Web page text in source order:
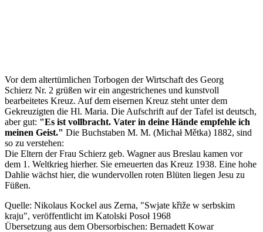
Vor dem altertümlichen Torbogen der Wirtschaft des Georg
Schierz Nr. 2 grüßen wir ein angestrichenes und kunstvoll
bearbeitetes Kreuz. Auf dem eisernen Kreuz steht unter dem
Gekreuzigten die Hl. Maria. Die Aufschrift auf der Tafel ist deutsch,
aber gut: "Es ist vollbracht. Vater in deine Hände empfehle ich
meinen Geist." Die Buchstaben M. M. (Michał Mětka) 1882, sind
so zu verstehen:
Die Eltern der Frau Schierz geb. Wagner aus Breslau kamen vor
dem 1. Weltkrieg hierher. Sie erneuerten das Kreuz 1938. Eine hohe
Dahlie wächst hier, die wundervollen roten Blüten liegen Jesu zu
Füßen.
Quelle: Nikolaus Kockel aus Zerna, "Swjate křiže w serbskim
kraju", veröffentlicht im Katolski Posoł 1968
Übersetzung aus dem Obersorbischen: Bernadett Kowar